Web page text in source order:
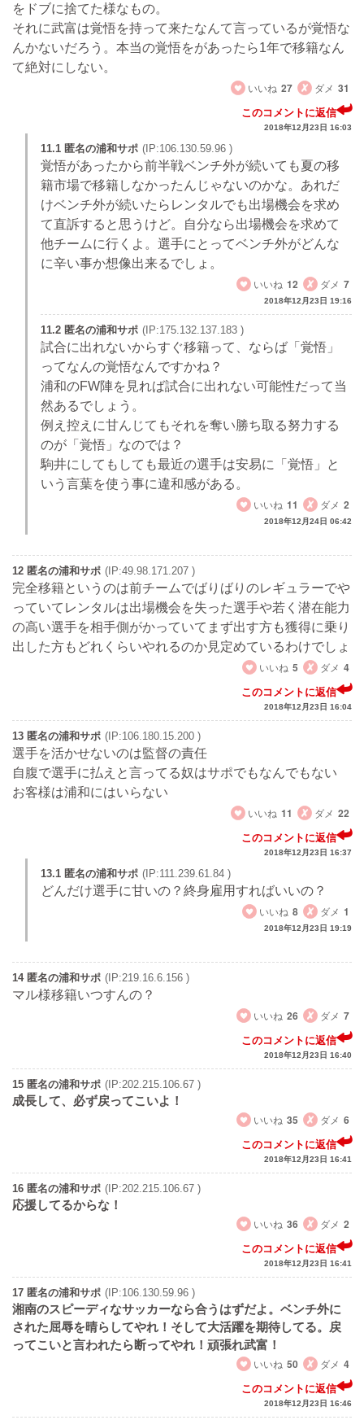
をドブに捨てた様なもの。
それに武富は覚悟を持って来たなんて言っているが覚悟な
んかないだろう。本当の覚悟をがあったら1年で移籍なん
て絶対にしない。
いいね 27 ダメ 31
このコメントに返信
2018年12月23日 16:03
11.1 匿名の浦和サポ (IP:106.130.59.96 )
覚悟があったから前半戦ベンチ外が続いても夏の移
籍市場で移籍しなかったんじゃないのかな。あれだ
けベンチ外が続いたらレンタルでも出場機会を求め
て直訴すると思うけど。自分なら出場機会を求めて
他チームに行くよ。選手にとってベンチ外がどんな
に辛い事か想像出来るでしょ。
いいね 12 ダメ 7
2018年12月23日 19:16
11.2 匿名の浦和サポ (IP:175.132.137.183 )
試合に出れないからすぐ移籍って、ならば「覚悟」
ってなんの覚悟なんですかね？
浦和のFW陣を見れば試合に出れない可能性だって当
然あるでしょう。
例え控えに甘んじてもそれを奪い勝ち取る努力する
のが「覚悟」なのでは？
駒井にしてもしても最近の選手は安易に「覚悟」と
いう言葉を使う事に違和感がある。
いいね 11 ダメ 2
2018年12月24日 06:42
12 匿名の浦和サポ (IP:49.98.171.207 )
完全移籍というのは前チームでばりばりのレギュラーでや
っていてレンタルは出場機会を失った選手や若く潜在能力
の高い選手を相手側がかっていてまず出す方も獲得に乗り
出した方もどれくらいやれるのか見定めているわけでしょ
いいね 5 ダメ 4
このコメントに返信
2018年12月23日 16:04
13 匿名の浦和サポ (IP:106.180.15.200 )
選手を活かせないのは監督の責任
自腹で選手に払えと言ってる奴はサポでもなんでもない
お客様は浦和にはいらない
いいね 11 ダメ 22
このコメントに返信
2018年12月23日 16:37
13.1 匿名の浦和サポ (IP:111.239.61.84 )
どんだけ選手に甘いの？終身雇用すればいいの？
いいね 8 ダメ 1
2018年12月23日 19:19
14 匿名の浦和サポ (IP:219.16.6.156 )
マル様移籍いつすんの？
いいね 26 ダメ 7
このコメントに返信
2018年12月23日 16:40
15 匿名の浦和サポ (IP:202.215.106.67 )
成長して、必ず戻ってこいよ！
いいね 35 ダメ 6
このコメントに返信
2018年12月23日 16:41
16 匿名の浦和サポ (IP:202.215.106.67 )
応援してるからな！
いいね 36 ダメ 2
このコメントに返信
2018年12月23日 16:41
17 匿名の浦和サポ (IP:106.130.59.96 )
湘南のスピーディなサッカーなら合うはずだよ。ベンチ外に
された屈辱を晴らしてやれ！そして大活躍を期待してる。戻
ってこいと言われたら断ってやれ！頑張れ武富！
いいね 50 ダメ 4
このコメントに返信
2018年12月23日 16:46